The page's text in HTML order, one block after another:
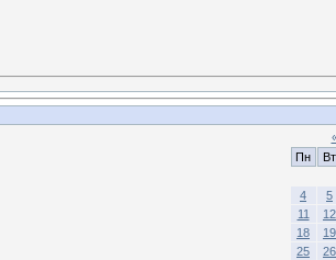
Пн
Вт
4
5
11
12
18
19
25
26